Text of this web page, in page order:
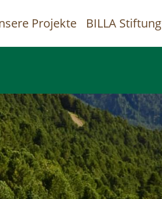
Projekte BILLA Stiftung